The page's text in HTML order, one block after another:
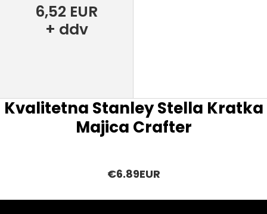
6,52 EUR
+ ddv
Kvalitetna Stanley Stella Kratka
Majica Crafter
€6.89EUR